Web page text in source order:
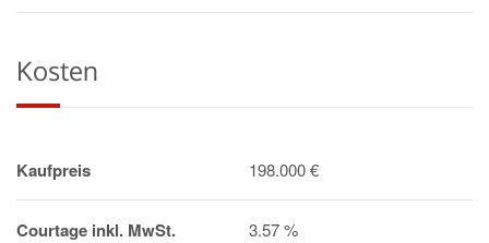
Kosten
Kaufpreis 198.000 €
Courtage inkl. MwSt. 3.57 %